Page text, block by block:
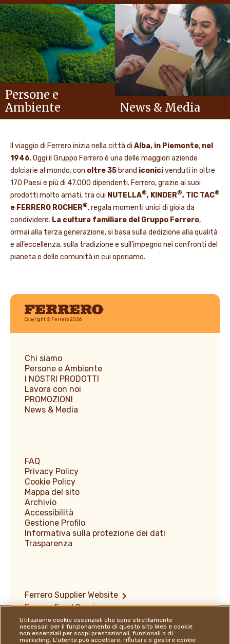
Persone e
Ambiente
News & Media
Il viaggio di Ferrero inizia nella città di Alba, in Piemonte, nel
1946. Oggi il Gruppo Ferrero è una delle maggiori aziende
dolciarie al mondo, con oltre 35 brand iconicivenduti in oltre
170 Paesi e più di 47.000 dipendenti. Ferrero, grazie ai suoi
prodotti molto amati, tra cui NUTELLA®, KINDER®, TIC TAC®
e FERRERO ROCHER®, regala momenti unici di gioia da
condividere. La cultura familiare del Gruppo Ferrero,
ormai alla terza generazione, si basa sulla dedizione alla qualità
e all’eccellenza, sulla tradizione e sull’impegno nei confronti del
pianeta e delle comunità in cui operiamo.
Ferrero
Copyright © Ferrero 2026
Chi siamo
Persone e Ambiente
I NOSTRI PRODOTTI
Lavora con noi
PROMOZIONI
News & Media
FAQ
Privacy Policy
Cookie Policy
Mappa del sito
Archivio
Accessibilità
Gestione Profilo
Informativa sulla protezione dei dati
Trasparenza
Ferrero Supplier Website
Ferrero Food Service
Ferrero Travel Market
Copyright e marchi registrati
Utilizziamo cookie essenziali che sono strettamente
necessari per il funzionamento di questo sito Web e cookie
non essenziali per scopi prestazionali, funzionali o di
marketing. L'utente può accettare, rifiutare o gestire cookie